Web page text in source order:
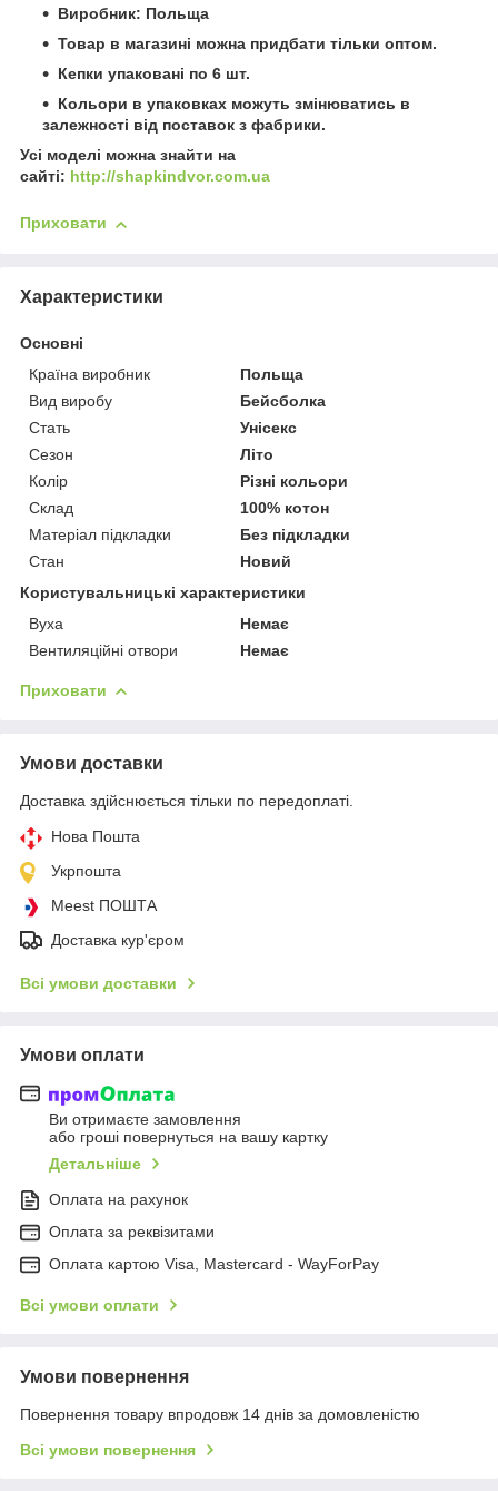
Виробник: Польща
Товар в магазині можна придбати тільки оптом.
Кепки упаковані по 6 шт.
Кольори в упаковках можуть змінюватись в
залежності від поставок з фабрики.
Усі моделі можна знайти на
сайті: http://shapkindvor.com.ua
Приховати
Характеристики
Основні
Країна виробник
Польща
Вид виробу
Бейсболка
Стать
Унісекс
Сезон
Літо
Колір
Різні кольори
Склад
100% котон
Матеріал підкладки
Без підкладки
Стан
Новий
Користувальницькі характеристики
Вуха
Немає
Вентиляційні отвори
Немає
Приховати
Умови доставки
Доставка здійснюється тільки по передоплаті.
Нова Пошта
Укрпошта
Meest ПОШТА
Доставка кур'єром
Всі умови доставки
Умови оплати
Ви отримаєте замовлення
або гроші повернуться на вашу картку
Детальніше
Оплата на рахунок
Оплата за реквізитами
Оплата картою Visa, Mastercard - WayForPay
Всі умови оплати
Умови повернення
Повернення товару впродовж 14 днів за домовленістю
Всі умови повернення